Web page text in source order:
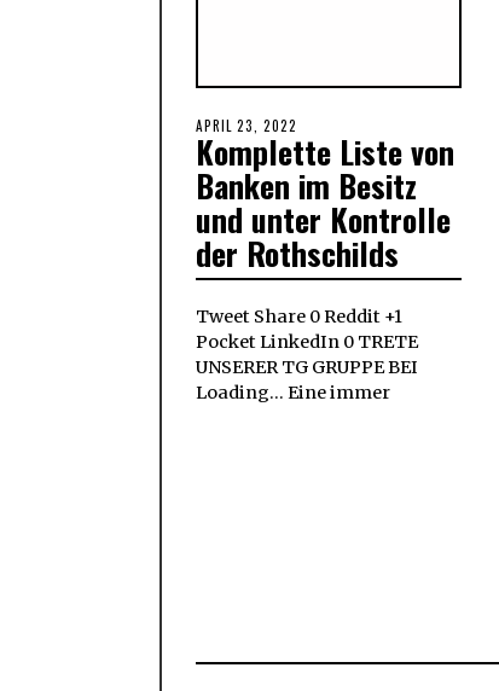
POSTED
ON
APRIL 23, 2022
24,
2022
Komplette Liste von
Banken im Besitz
und unter Kontrolle
der Rothschilds
Tweet Share 0 Reddit +1
Pocket LinkedIn 0 TRETE
UNSERER TG GRUPPE BEI
Loading... Eine immer